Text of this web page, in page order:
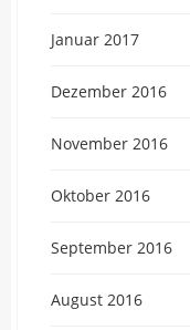
Januar 2017
Dezember 2016
November 2016
Oktober 2016
September 2016
August 2016